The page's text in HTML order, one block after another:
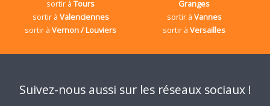
sortir àTours
Granges
sortir à Valenciennes sortir à Vannes
sortir àVernon / Louviers sortir àVersailles
Suivez-nous aussi sur les réseaux sociaux !